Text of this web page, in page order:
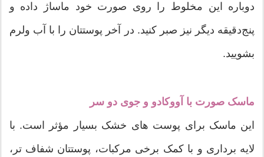
دوباره این مخلوط را روی صورت خود ماساژ داده و
پنج‌دقیقه دیگر نیز صبر کنید. در آخر پوستتان را با آب ولرم‌
بشویید.
ماسک صورت با آووکادو و جوی دو سر
این ماسک برای پوست های خشک بسیار مؤثر است. با
لایه برداری و با کمک برخی مرکبات، پوستتان شفاف تر،